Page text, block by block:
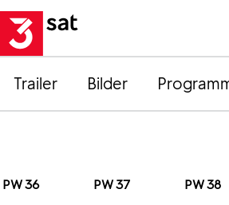
Trailer Bilder
PW 36 PW 37 PW 38